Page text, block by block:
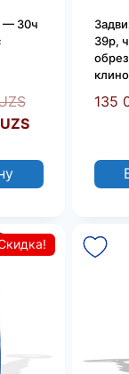
— 30ч
цена
26
800
UZSТекущая
25
600
39р,
135